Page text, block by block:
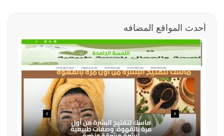
أحدث المواقع المضافه